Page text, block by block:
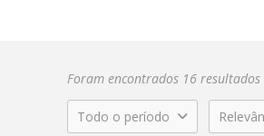
Foram encontrados 16 resultados
Todo o período